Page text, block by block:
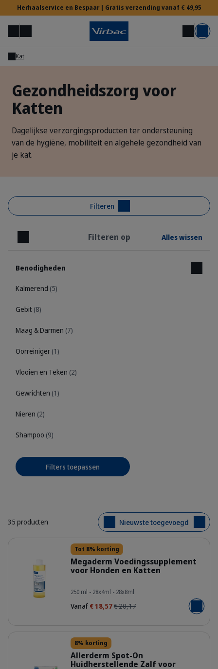
Herhaalservice en Bespaar | Gratis verzending vanaf € 49,95
MenuZoek op Mijn account Mand
Kat
Gezondheidszorg voor
Katten
Dagelijkse verzorgingsproducten ter ondersteuning
van de hygiëne, mobiliteit en algehele gezondheid van
je kat.
Filteren
Sluiten Filteren op Alles wissen
Benodigheden
Kalmerend (5)
Gebit (8)
Maag & Darmen (7)
Oorreiniger (1)
Vlooien en Teken (2)
Gewrichten (1)
Nieren (2)
Shampoo (9)
Filters toepassen
35 producten Nieuwste toegevoegd
Tot 8% korting
Megaderm Voedingssupplement
voor Honden en Katten
250 ml - 28x4ml - 28x8ml
Vanaf € 18,57€ 20,17 Voeg
8% korting
Allerderm Spot-On
Huidherstellende Zalf voor